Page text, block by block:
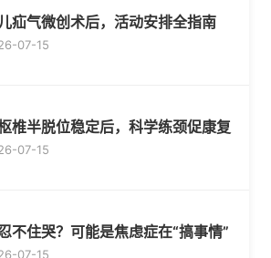
疝气微创术后，活动安排全指南
07-15
椎半脱位稳定后，科学练颈促康复
07-15
不住哭？可能是焦虑症在“搞事情”
07-15